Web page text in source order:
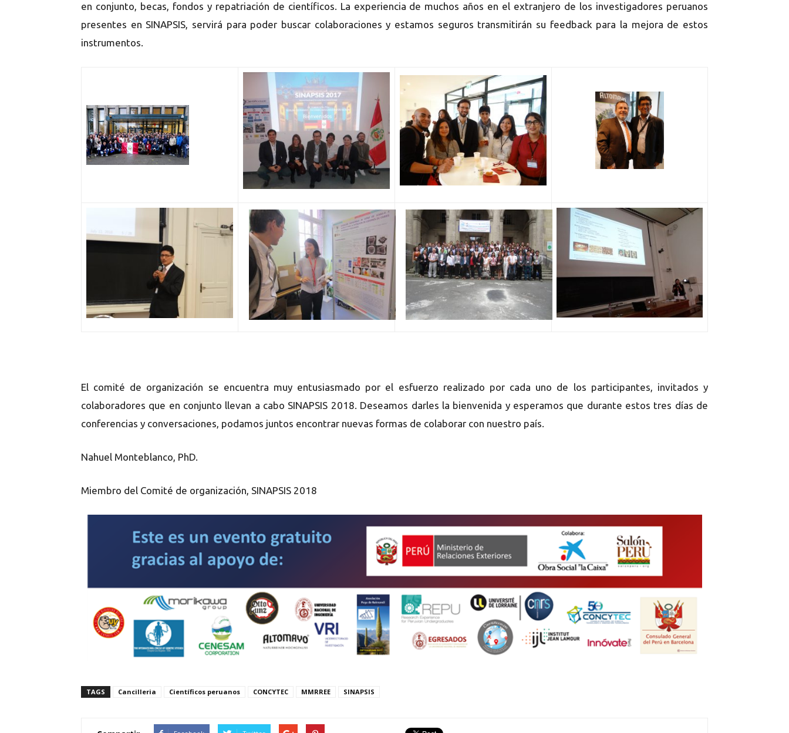
en conjunto, becas, fondos y repatriación de científicos. La experiencia de muchos años en el extranjero de los investigadores peruanos
presentes en SINAPSIS, servirá para poder buscar colaboraciones y estamos seguros transmitirán su feedback para la mejora de estos
instrumentos.
El comité de organización se encuentra muy entusiasmado por el esfuerzo realizado por cada uno de los participantes, invitados y
colaboradores que en conjunto llevan a cabo SINAPSIS 2018. Deseamos darles la bienvenida y esperamos que durante estos tres días de
conferencias y conversaciones, podamos juntos encontrar nuevas formas de colaborar con nuestro país.
Nahuel Monteblanco, PhD.
Miembro del Comité de organización, SINAPSIS 2018
TAGS Cancilleria Científicos peruanos CONCYTEC MMRREE SINAPSIS